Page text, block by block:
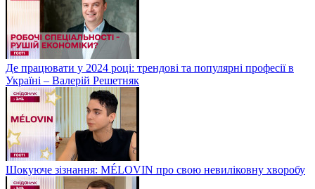
Де працювати у 2024 році: трендові та популярні професії в
Україні – Валерій Решетняк
Шокуюче зізнання: MÉLOVIN про свою невиліковну хворобу